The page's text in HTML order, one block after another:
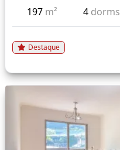
197 m² 4 dorms
Destaque